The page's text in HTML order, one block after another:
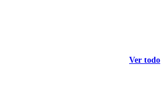
Ver todo